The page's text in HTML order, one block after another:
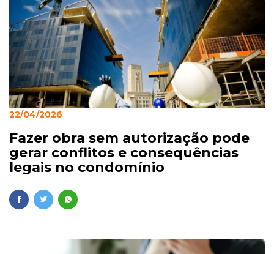
22/04/2026
Fazer obra sem autorização pode
gerar conflitos e consequências
legais no condomínio